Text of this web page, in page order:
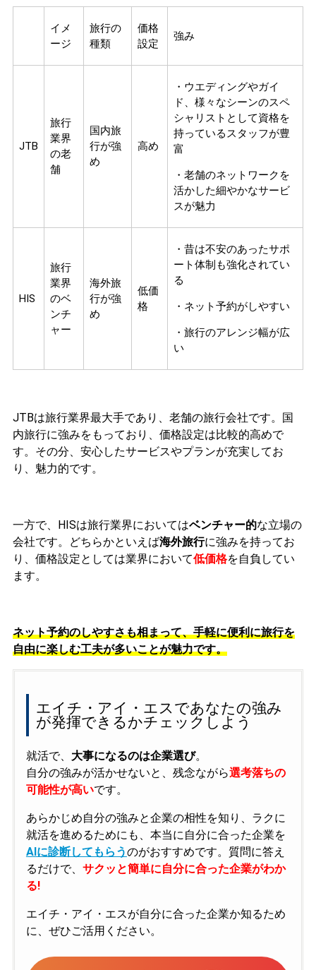
イメ
ージ
旅行の
種類
価格
設定
強み
JTB
旅行
業界
の老
舗
国内旅
行が強
め
高め
・ウエディングやガイ
ド、様々なシーンのスペ
シャリストとして資格を
持っているスタッフが豊
富
・老舗のネットワークを
活かした細やかなサービ
スが魅力
HIS
旅行
業界
のベ
ンチ
ャー
海外旅
行が強
め
低価
格
・昔は不安のあったサポ
ート体制も強化されてい
る
・ネット予約がしやすい
・旅行のアレンジ幅が広
い
JTBは旅行業界最大手であり、老舗の旅行会社です。国
内旅行に強みをもっており、価格設定は比較的高めで
す。その分、安心したサービスやプランが充実してお
り、魅力的です。
一方で、HISは旅行業界においてはベンチャー的な立場の
会社です。どちらかといえば海外旅行に強みを持ってお
り、価格設定としては業界において低価格を自負してい
ます。
ネット予約のしやすさも相まって、手軽に便利に旅行を
自由に楽しむ工夫が多いことが魅力です。
エイチ・アイ・エスであなたの強み
が発揮できるかチェックしよう
就活で、 大事になるのは企業選び。
自分の強みが活かせないと、残念ながら選考落ちの
可能性が高いです。
あらかじめ自分の強みと企業の相性を知り、ラクに
就活を進めるためにも、本当に自分に合った企業を
AIに診断してもらうのがおすすめです。質問に答え
るだけで、 サクッと簡単に自分に合った企業がわか
る!
エイチ・アイ・エスが自分に合った企業か知るため
に、ぜひご活用ください。